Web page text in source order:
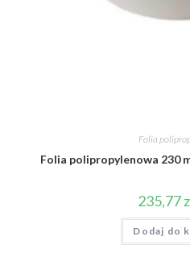
Folia
Folia polipropylenowa 230
235,77
Dodaj do